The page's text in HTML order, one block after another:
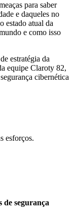
para saber
e daqueles no
estado atual da
e como isso
estratégia da
equipe Claroty 82,
cibernética
esforços.
de segurança